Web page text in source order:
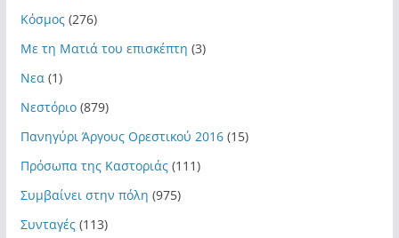
Κόσμος(276)
Με τη Ματιά του επισκέπτη (3)
Νεα(1)
Νεστόριο(879)
Πανηγύρι Άργους Ορεστικού 2016(15)
Πρόσωπα της Καστοριάς(111)
Συμβαίνει στην πόλη (975)
Συνταγές(113)